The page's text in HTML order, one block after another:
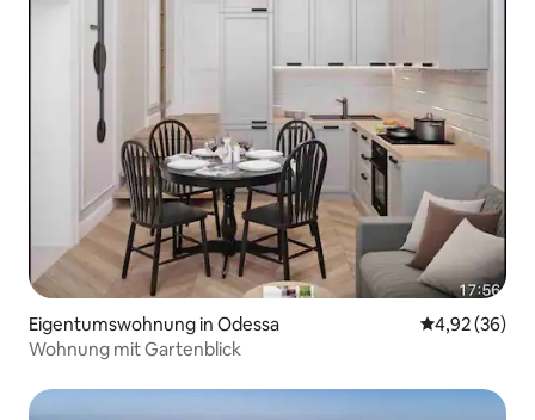
Eigentumswohnung in Odessa
4,92 (36)
Wohnung mit Gartenblick